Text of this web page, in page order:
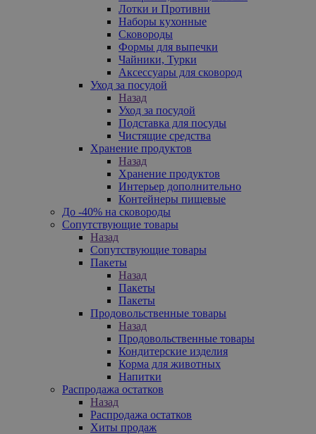
Лотки и Противни
Наборы кухонные
Сковороды
Формы для выпечки
Чайники, Турки
Аксессуары для сковород
Уход за посудой
Назад
Уход за посудой
Подставка для посуды
Чистящие средства
Хранение продуктов
Назад
Хранение продуктов
Интерьер дополнительно
Контейнеры пищевые
До -40% на сковороды
Сопутствующие товары
Назад
Сопутствующие товары
Пакеты
Назад
Пакеты
Пакеты
Продовольственные товары
Назад
Продовольственные товары
Кондитерские изделия
Корма для животных
Напитки
Распродажа остатков
Назад
Распродажа остатков
Хиты продаж